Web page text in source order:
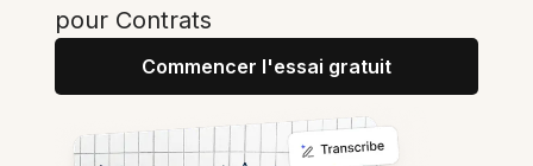
pour Contrats
Commencer l'essai gratuit